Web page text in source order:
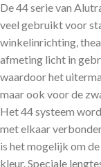
De 44 serie van
veel gebruikt voor
winkelinrichting,
afmeting licht in
waardoor het
maar ook voor de
Het 44 systeem
met elkaar
is het mogelijk om
kleur. Speciale